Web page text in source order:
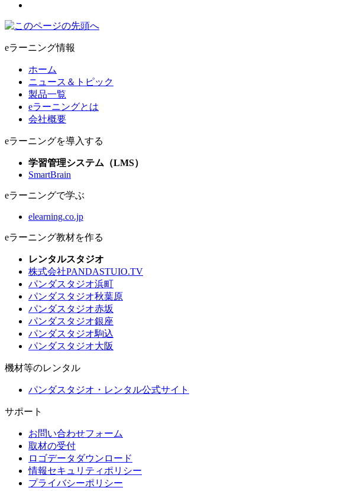
eラーニング情報
ホーム
ニュース＆トピック
製品一覧
eラーニングとは
会社概要
eラーニングを導入する
学習管理システム（LMS）
SmartBrain
eラーニングで学ぶ
elearning.co.jp
eラーニング教材を作る
レンタルスタジオ
株式会社PANDASTUIO.TV
パンダスタジオ浜町
パンダスタジオ秋葉原
パンダスタジオ赤坂
パンダスタジオ銀座
パンダスタジオ駒込
パンダスタジオ大阪
機材等のレンタル
パンダスタジオ・レンタル公式サイト
サポート
お問い合わせフォーム
取材の受付
ロゴデータダウンロード
情報セキュリティポリシー
プライバシーポリシー